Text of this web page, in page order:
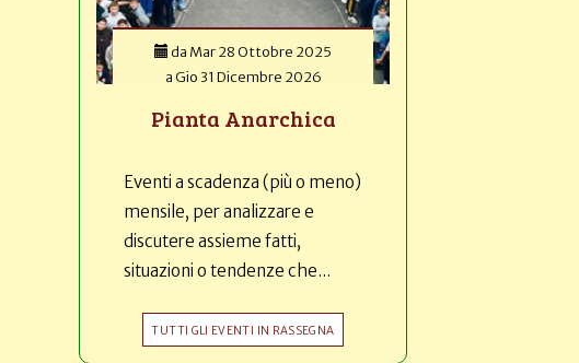
da Mar 28 Ottobre 2025
aGio 31 Dicembre 2026
Pianta Anarchica
Eventi a scadenza (più o meno)
mensile, per analizzare e
discutere assieme fatti,
situazioni o tendenze che...
TUTTI GLI EVENTI IN RASSEGNA